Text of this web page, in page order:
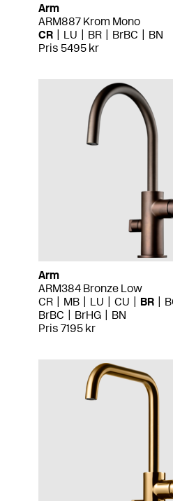
Arm
ARM887 Krom Mono
CR
LU BR BrBC
BN
Pris 5495 kr
Arm
ARM384 Bronze Low
CR
MB LU CU BR
BrBC
BrHG
BN
Pris 7195 kr